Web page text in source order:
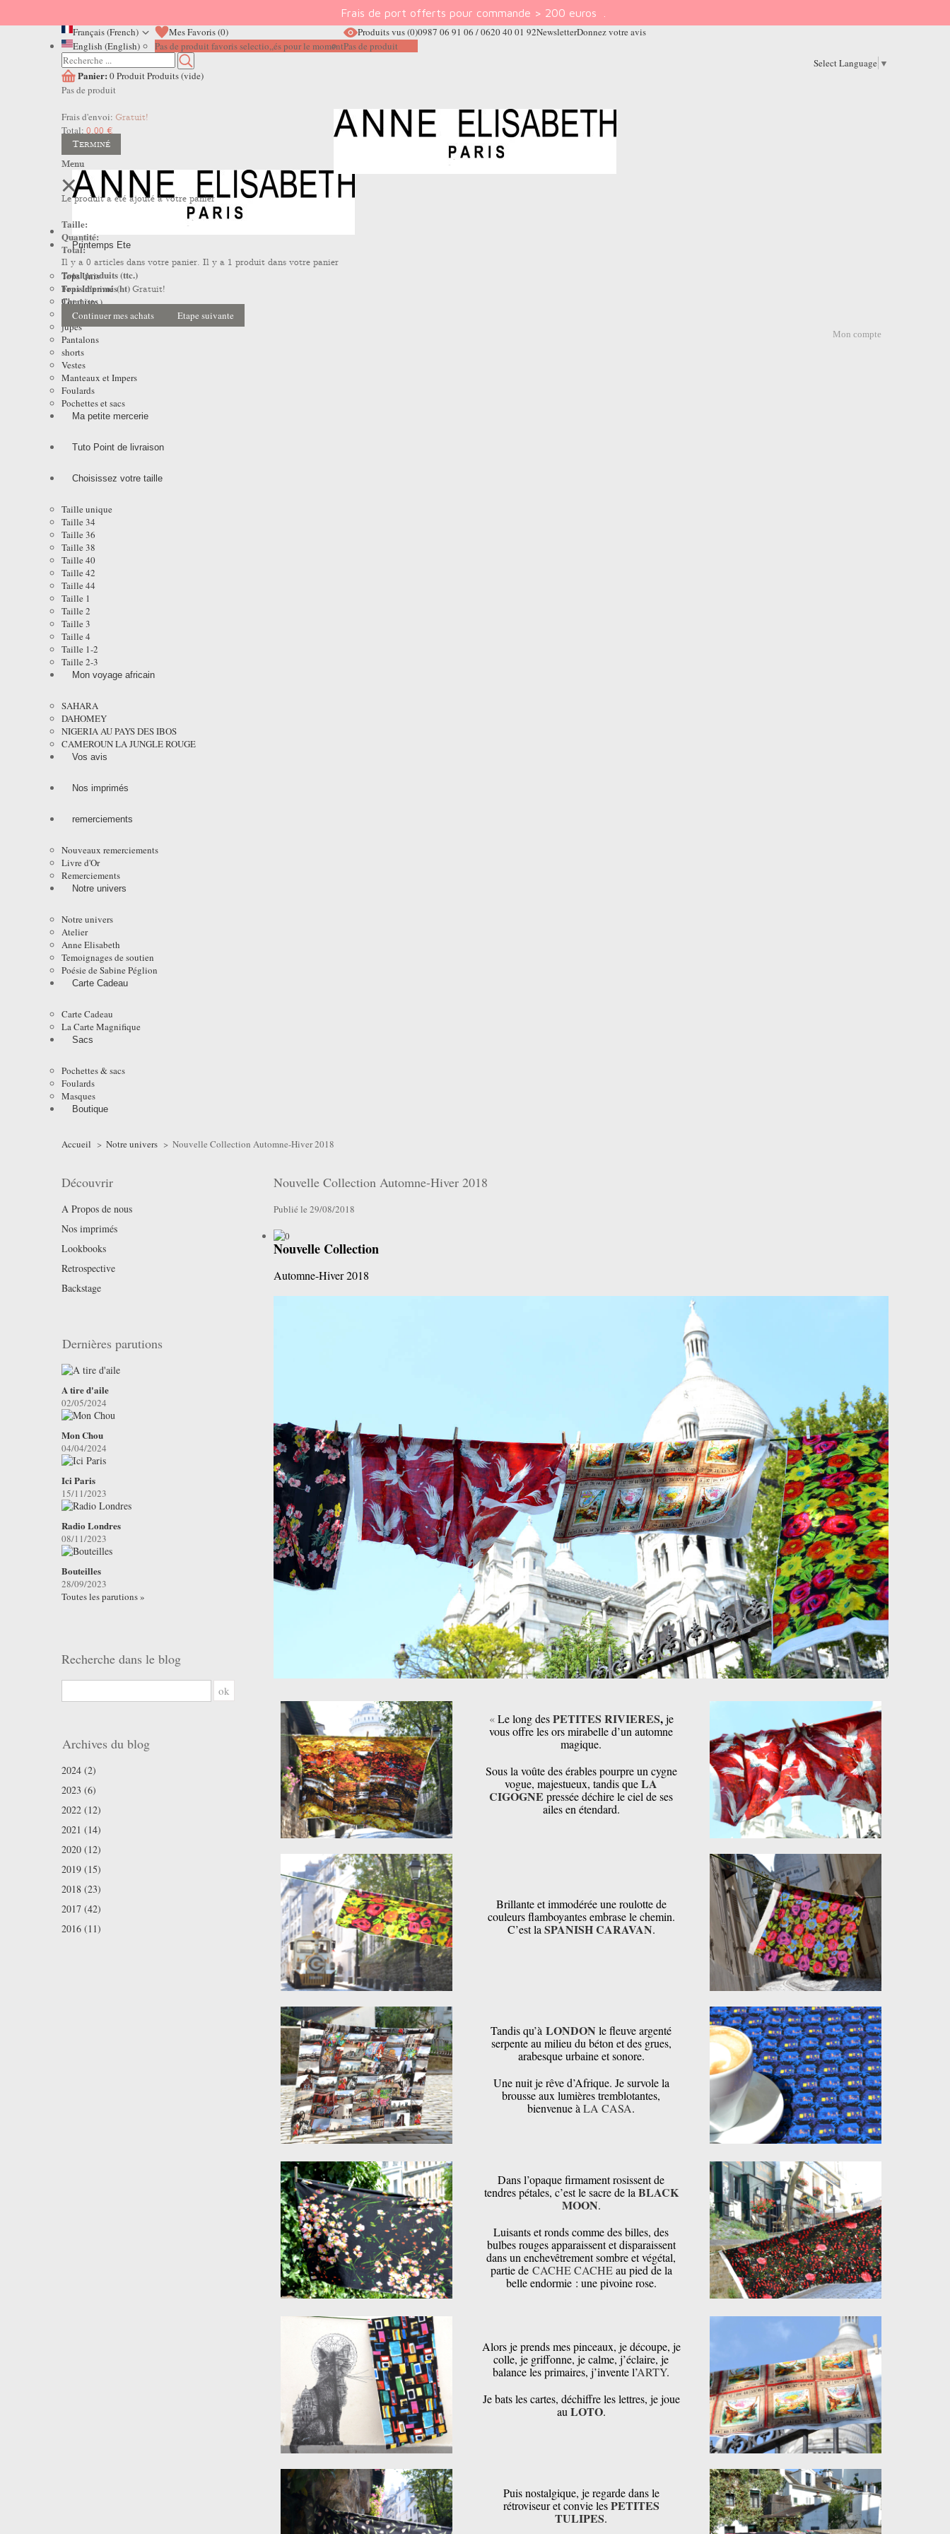
Frais de port offerts pour commande > 200 euros
Français (French)
English (English)
Mes Favoris (0)
Pas de produit favoris selectio,,és pour le moment
Produits vus(0)
Pas de produit
0987 06 91 06 / 0620 40 01 92NewsletterDonnez votre avis
Panier: 0ProduitProduits(vide)
Pas de produit
Frais d'envoi: Gratuit!
Total: 0,00 €
Terminé
Le produit a été ajouté à votre panier
Taille:
Quantité:
Total:
Il y a 0 articles dans votre panier. Il y a 1 produit dans votre panier
Total produits (ttc.)
Frais d'envoi (ht)Gratuit!
Total (ttc.)
Continuer mes achats Etape suivante
Mon compte
Select Language ▼
Menu
Printemps Ete
Tops Unis
Tops Imprimés
Chemises
Robes
jupes
Pantalons
shorts
Vestes
Manteaux et Impers
Foulards
Pochettes et sacs
Ma petite mercerie
Tuto Point de livraison
Choisissez votre taille
Taille unique
Taille 34
Taille 36
Taille 38
Taille 40
Taille 42
Taille 44
Taille 1
Taille 2
Taille 3
Taille 4
Taille 1-2
Taille 2-3
Mon voyage africain
SAHARA
DAHOMEY
NIGERIA AU PAYS DES IBOS
CAMEROUN LA JUNGLE ROUGE
Vos avis
Nos imprimés
remerciements
Nouveaux remerciements
Livre d'Or
Remerciements
Notre univers
Notre univers
Atelier
Anne Elisabeth
Temoignages de soutien
Poésie de Sabine Péglion
Carte Cadeau
Carte Cadeau
La Carte Magnifique
Sacs
Pochettes & sacs
Foulards
Masques
Boutique
Accueil > Notre univers > Nouvelle Collection Automne-Hiver 2018
Découvrir
A Propos de nous
Nos imprimés
Lookbooks
Retrospective
Backstage
Dernières parutions
A tire d'aile
02/05/2024
Mon Chou
04/04/2024
Ici Paris
15/11/2023
Radio Londres
08/11/2023
Bouteilles
28/09/2023
Toutes les parutions »
Recherche dans le blog
ok
Archives du blog
2024 (2)
2023 (6)
2022 (12)
2021 (14)
2020 (12)
2019 (15)
2018 (23)
2017 (42)
2016 (11)
Nouvelle Collection Automne-Hiver 2018
Publié le 29/08/2018
Nouvelle Collection
Automne-Hiver 2018
«Le long desPETITES RIVIERES,je
vous offre les ors mirabelle d’un automne
magique.
Sous la voûte des érables pourpre un cygne
vogue, majestueux, tandis queLA
CIGOGNE pressée déchire le ciel de ses
ailes en étendard.
Brillante et immodérée une roulotte de
couleurs flamboyantes embrase le chemin.
C’est la SPANISH CARAVAN.
Tandis qu’à LONDON le fleuve argenté
serpente au milieu du béton et des grues,
arabesque urbaine et sonore.
Une nuit je rêve d’Afrique. Je survole la
brousse aux lumières tremblotantes,
bienvenue à LA CASA.
Dans l’opaque firmament rosissent de
tendres pétales, c’est le sacre de la BLACK
MOON.
Luisants et ronds comme des billes, des
bulbes rouges apparaissent et disparaissent
dans un enchevêtrement sombre et végétal,
partie de CACHE CACHEau pied de la
belle endormie : une pivoine rose.
Alors je prends mes pinceaux, je découpe, je
colle, je griffonne, je calme, j’éclaire, je
balance les primaires, j’invente l’ARTY.
Je bats les cartes, déchiffre les lettres, je joue
au LOTO.
Puis nostalgique, je regarde dans le
rétroviseur et convie lesPETITES
TULIPES.